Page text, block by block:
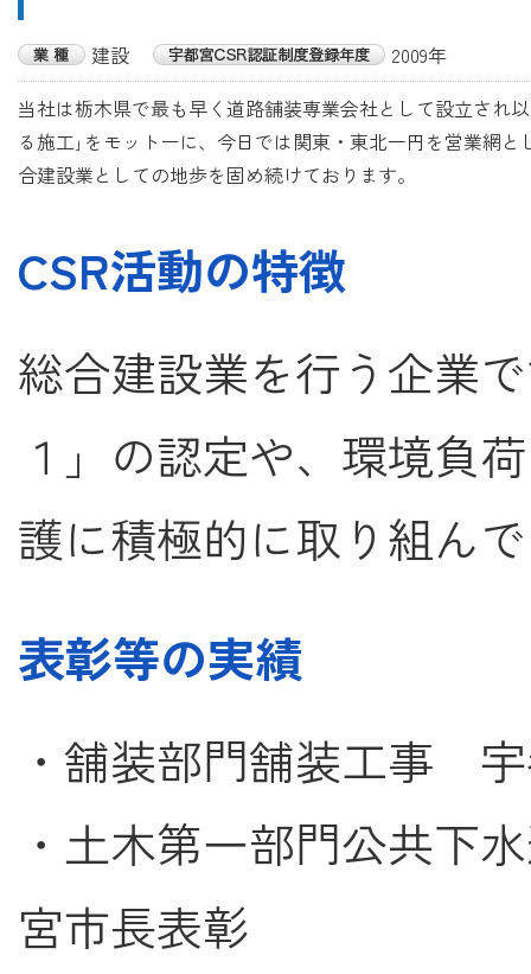
建設
2009年
当社は栃木県で最も早く道路舗装専業会社として設立され
る施工｣をモットーに、今日では関東・東北一円を営業網
合建設業としての地歩を固め続けております。
CSR活動の特徴
総合建設業を行う企業
１」の認定や、環境負
護に積極的に取り組ん
表彰等の実績
・舗装部門舗装工事
・土木第一部門公共下
宮市長表彰